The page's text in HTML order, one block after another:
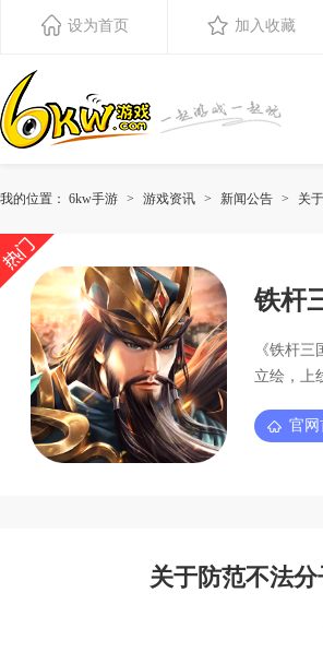
设为首页 加入收藏
我的位置： 6kw手游 游戏资讯 新闻公告 关
铁杆
《铁杆
立绘，上
官网
关于防范不法